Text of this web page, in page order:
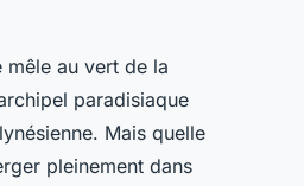
mêle au vert de la
paradisiaque
Mais quelle
pleinement dans